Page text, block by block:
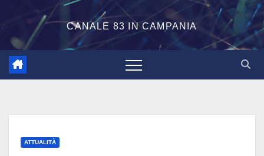
CANALE 83 IN CAMPANIA
ATTUALITÀ